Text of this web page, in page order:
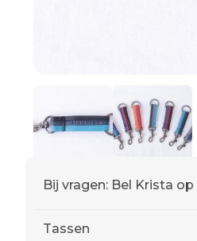
Bij vragen: Bel Krista op
Tassen